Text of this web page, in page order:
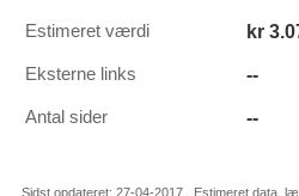
Estimeret værdi kr
Eksterne links --
Antal sider --
Sidst opdateret: 27-04-2017 . Estimeret data,